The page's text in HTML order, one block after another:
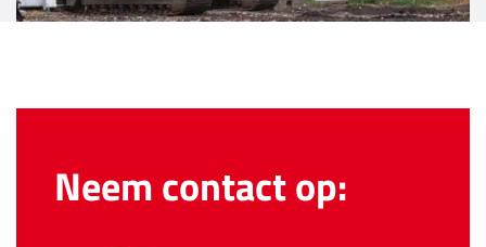
Neem contact op: